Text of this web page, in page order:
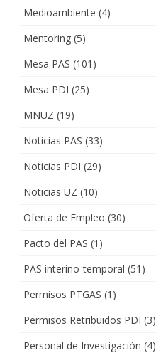
Medioambiente (4)
Mentoring (5)
Mesa PAS (101)
Mesa PDI (25)
MNUZ (19)
Noticias PAS (33)
Noticias PDI (29)
Noticias UZ (10)
Oferta de Empleo (30)
Pacto del PAS (1)
PAS interino-temporal (51)
Permisos PTGAS (1)
Permisos Retribuidos PDI (3)
Personal de Investigación (4)